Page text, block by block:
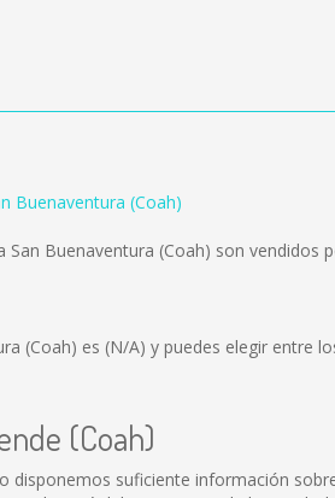
Buenaventura (Coah)
Buenaventura (Coah) son vendidos
(Coah) es (N/A) y puedes elegir entre
(Coah)
disponemos suficiente información